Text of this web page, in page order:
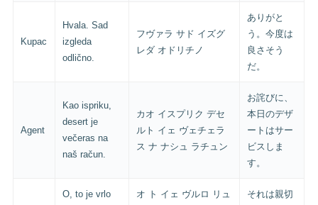
Kupac
Hvala. Sad
izgleda
odlično.
フヴァラ サド イズグ
レダ オドリチノ
ありがと
う。今度は
良さそう
だ。
Agent
Kao ispriku,
desert je
večeras na
naš račun.
カオ イスプリク デセ
ルト イェ ヴェチェラ
ス ナ ナシュ ラチュン
お詫びに、
本日のデザ
ートはサー
ビスしま
す。
O, to je vrlo
オ ト イェ ヴルロ リュ
それは親切